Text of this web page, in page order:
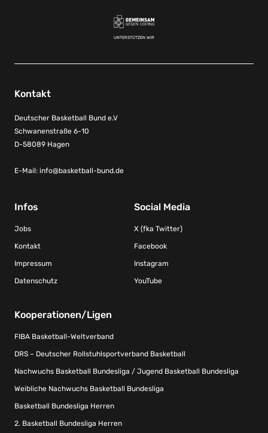
UNTERSTÜTZEN WIR
Kontakt
Deutscher Basketball Bund e.V
Schwanenstraße 6-10
D-58089 Hagen
E-Mail: info@basketball-bund.de
Infos
Jobs
Kontakt
Impressum
Datenschutz
Social Media
X (fka Twitter)
Facebook
Instagram
YouTube
Kooperationen/Ligen
FIBA Basketball-Weltverband
DRS – Deutscher Rollstuhlsportverband Basketball
Nachwuchs Basketball Bundesliga / Jugend Basketball Bundesliga
Weibliche Nachwuchs Basketball Bundesliga
Basketball Bundesliga Herren
2. Basketball Bundesliga Herren